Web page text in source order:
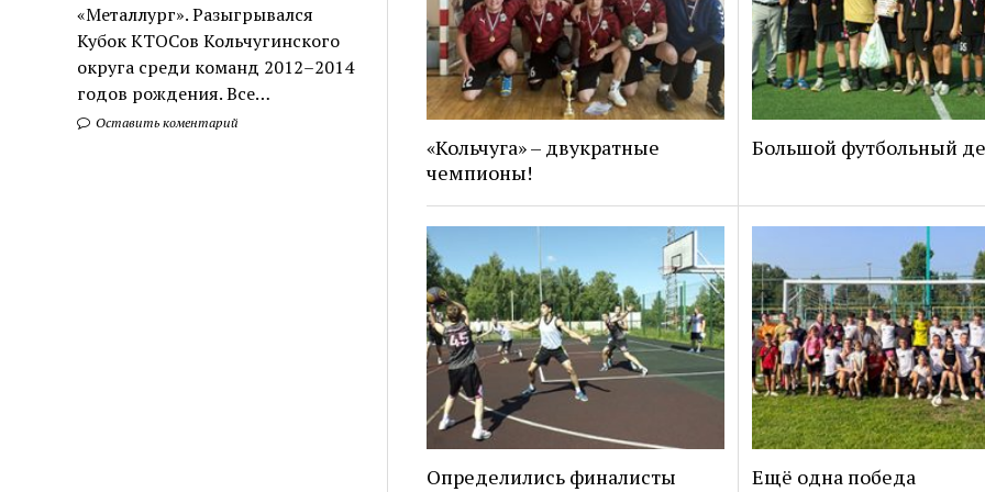
«Металлург». Разыгрывался
Кубок КТОСов Кольчугинского
округа среди команд 2012–2014
годов рождения. Все…
Оставить коментарий
«Кольчуга» – двукратные
чемпионы!
Большой футбольный
Определились финалисты
Ещё одна победа